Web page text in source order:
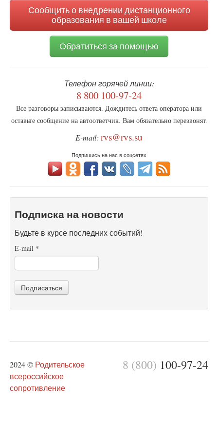
Сообщить о внедрении дистанционного
образования в вашей школе
Обратиться за помощью
Телефон горячей линии:
8 800 100-97-24
Все разговоры записываются. Дождитесь ответа оператора или
оставьте сообщение на автоответчик. Вам обязательно перезвонят.
E-mail: rvs@rvs.su
Подпишись на нас в соцсетях
Подписка на новости
Будьте в курсе последних событий!
E-mail *
Подписаться
8 (800) 100-97-24
2024 © Родительское
всероссийское
сопротивление